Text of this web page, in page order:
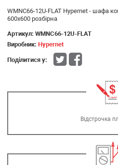
WMNC66-12U-FLAT Hypernet - шафа
600х600 розбірна
Артикул: WMNC66-12U-FLAT
Виробник: Hypernet
Поділитися у:
Відстрочка